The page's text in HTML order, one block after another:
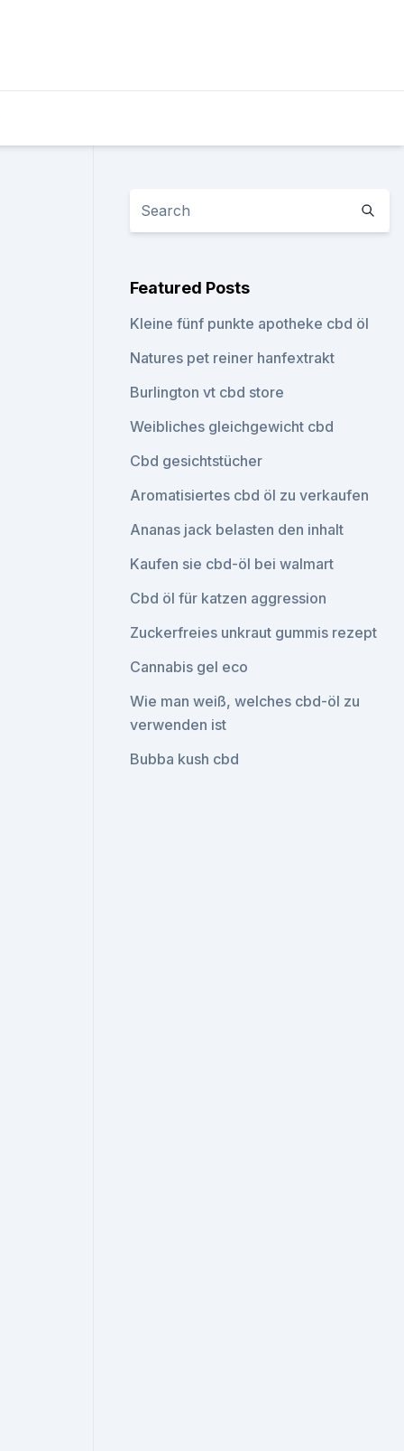
Featured Posts
Kleine fünf punkte apotheke cbd öl
Natures pet reiner hanfextrakt
Burlington vt cbd store
Weibliches gleichgewicht cbd
Cbd gesichtstücher
Aromatisiertes cbd öl zu verkaufen
Ananas jack belasten den inhalt
Kaufen sie cbd-öl bei walmart
Cbd öl für katzen aggression
Zuckerfreies unkraut gummis rezept
Cannabis gel eco
Wie man weiß, welches cbd-öl zu
verwenden ist
Bubba kush cbd